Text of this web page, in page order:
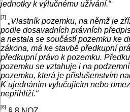
jednotky k výlučnému užívání.“
[7] „Vlastník pozemku, na němž je
podle dosavadních právních
a nestala se součástí pozemku ke
zákona, má ke stavbě předkupní
předkupní právo k pozemku.
pozemku se vztahuje i na
pozemku, která je příslušenstvím
K ujednáním vylučujícím nebo
nepřihlíží.“
[8]